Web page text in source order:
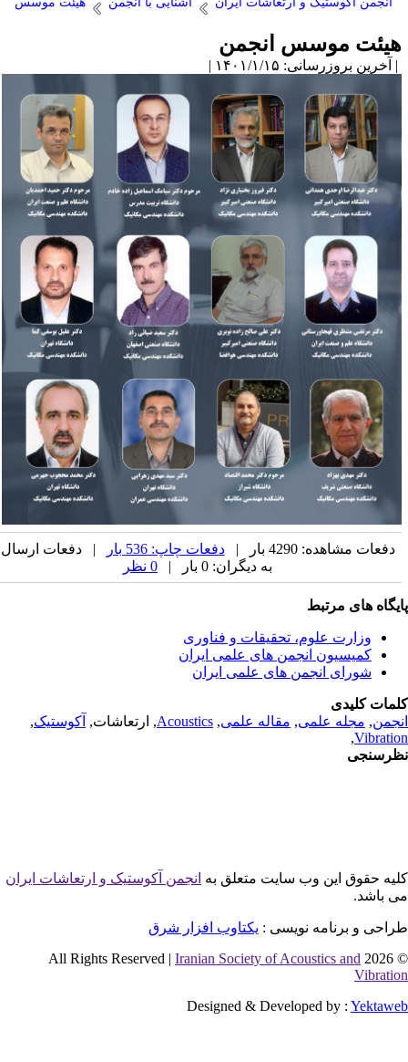
موسس انجمن
بروزرسانی: ۱۴۰۱/۱/۱۵ |
دفعات مشاهده: 4290 بار | دفعات چاپ: 536 بار
| دفعات ارسال
به دیگران: 0 بار |
های مرتبط
وزارت علوم، تحقیقات و فناوری
کمیسیون انجمن های علمی ایران
شورای انجمن های علمی ایران
کلیدی
,مجله علمی, مقاله علمی,
Acoustics, ارتعاشات,آکوستیک,
,
حقوق این وب سایت متعلق بهانجمن آکوستیک و ارتعاشات ایران
باشد.
و برنامه نویسی : یکتاوب افزار شرق
©
Iranian Society of Acoustics and
Designed & Developed by :